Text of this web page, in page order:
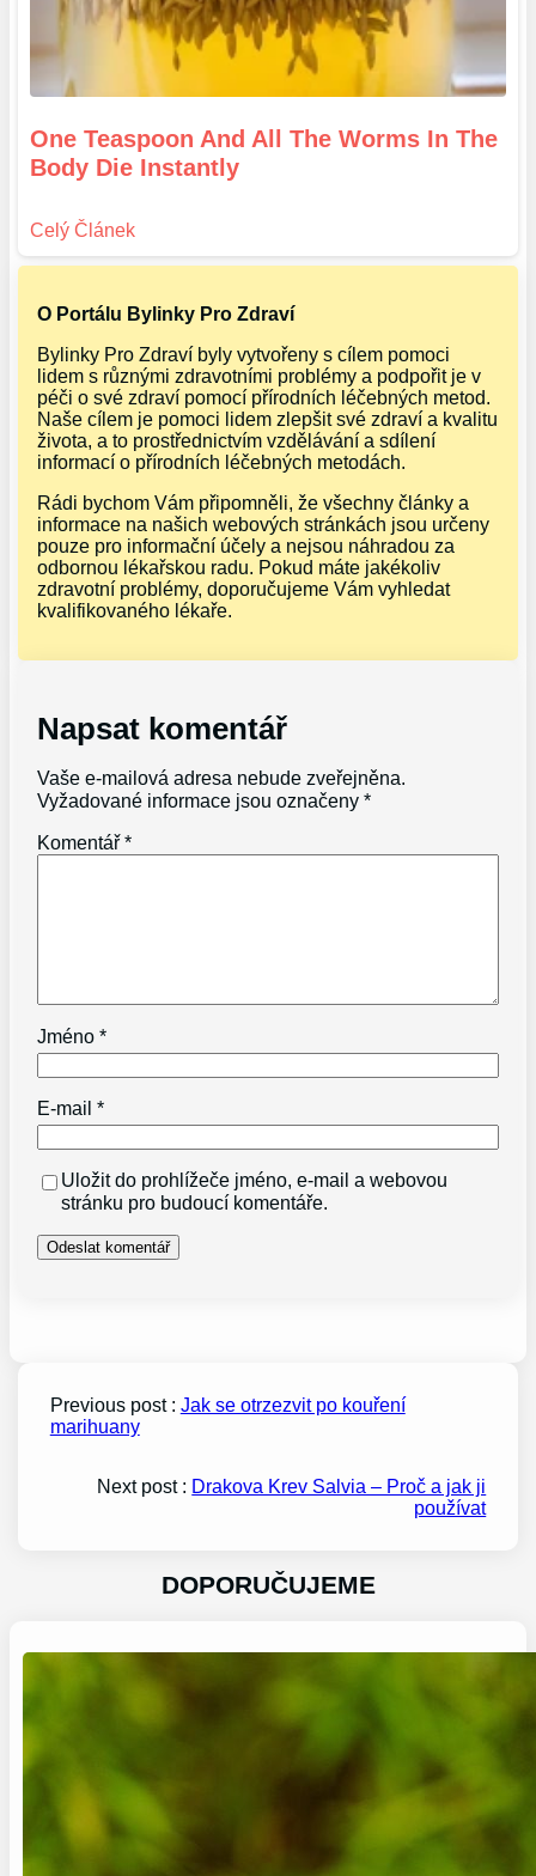
One Teaspoon And All The Worms In The
Body Die Instantly
O Portálu Bylinky Pro Zdraví
Bylinky Pro Zdraví byly vytvořeny s cílem pomoci
lidem s různými zdravotními problémy a podpořit je v
péči o své zdraví pomocí přírodních léčebných metod.
Naše cílem je pomoci lidem zlepšit své zdraví a kvalitu
života, a to prostřednictvím vzdělávání a sdílení
informací o přírodních léčebných metodách.
Rádi bychom Vám připomněli, že všechny články a
informace na našich webových stránkách jsou určeny
pouze pro informační účely a nejsou náhradou za
odbornou lékařskou radu. Pokud máte jakékoliv
zdravotní problémy, doporučujeme Vám vyhledat
kvalifikovaného lékaře.
Napsat komentář
Vaše e-mailová adresa nebude zveřejněna.
Vyžadované informace jsou označeny*
Komentář*
Jméno*
E-mail*
Uložit do prohlížeče jméno, e-mail a webovou
stránku pro budoucí komentáře.
Previous post : Jak se otrzezvit po kouření
marihuany
Next post : Drakova Krev Salvia – Proč a jak ji
používat
DOPORUČUJEME